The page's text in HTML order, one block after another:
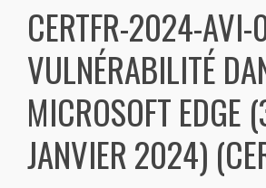
CERTFR-2024-
VULNÉRABILITÉ
MICROSOFT EDGE
JANVIER 2024)